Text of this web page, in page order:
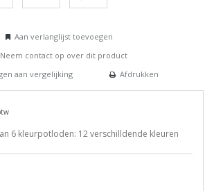
Aan verlanglijst toevoegen
Neem contact op over dit product
aan vergelijking
Afdrukken
6 kleurpotloden: 12 verschilldende kleuren